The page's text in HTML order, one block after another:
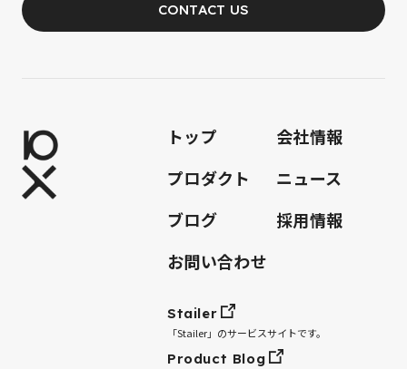
JOIN OUR TEAM
CONTACT US
トップ
会社情報
プロダクト
ニュース
ブログ
採用情報
お問い合わせ
Stailer
「Stailer」のサービスサイトです。
Product Blog